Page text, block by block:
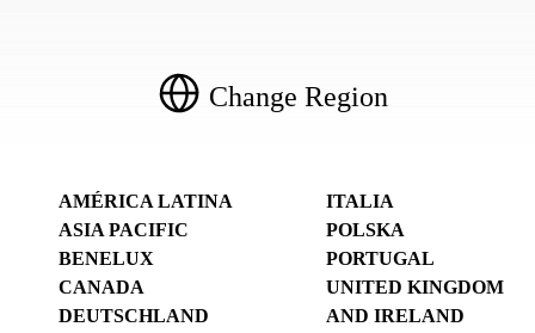
Change Region
AMÉRICA LATINA
ASIA PACIFIC
BENELUX
CANADA
DEUTSCHLAND
ITALIA
POLSKA
PORTUGAL
UNITED KINGDOM
AND IRELAND